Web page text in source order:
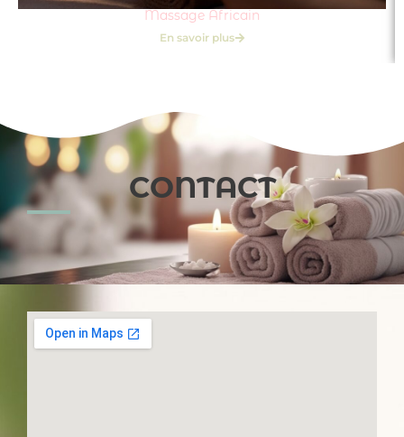
Massage Africain
En savoir plus
CONTACT